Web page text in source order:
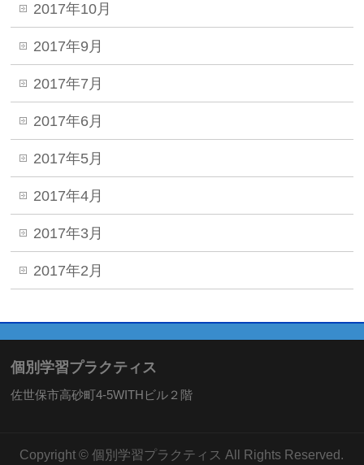
2017年10月
2017年9月
2017年7月
2017年6月
2017年5月
2017年4月
2017年3月
2017年2月
個別学習プラクティス
佐世保市高砂町4-5WITHビル２階
Copyright ©個別学習プラクティス All Rights Reserved.